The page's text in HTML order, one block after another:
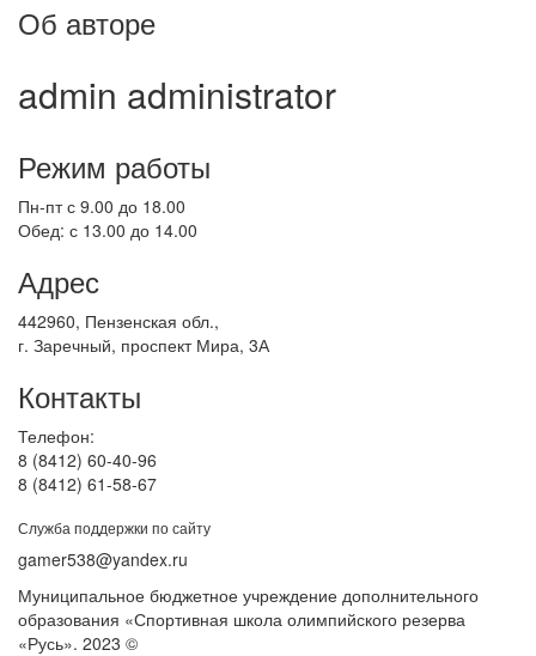
Об авторе
admin administrator
Режим работы
Пн-пт с 9.00 до 18.00
Обед: с 13.00 до 14.00
Адрес
442960, Пензенская обл.,
г. Заречный, проспект Мира, 3А
Контакты
Телефон:
8 (8412) 60-40-96
8 (8412) 61-58-67
Служба поддержки по сайту
gamer538@yandex.ru
Муниципальное бюджетное учреждение дополнительного
образования «Спортивная школа олимпийского резерва
«Русь». 2023 ©